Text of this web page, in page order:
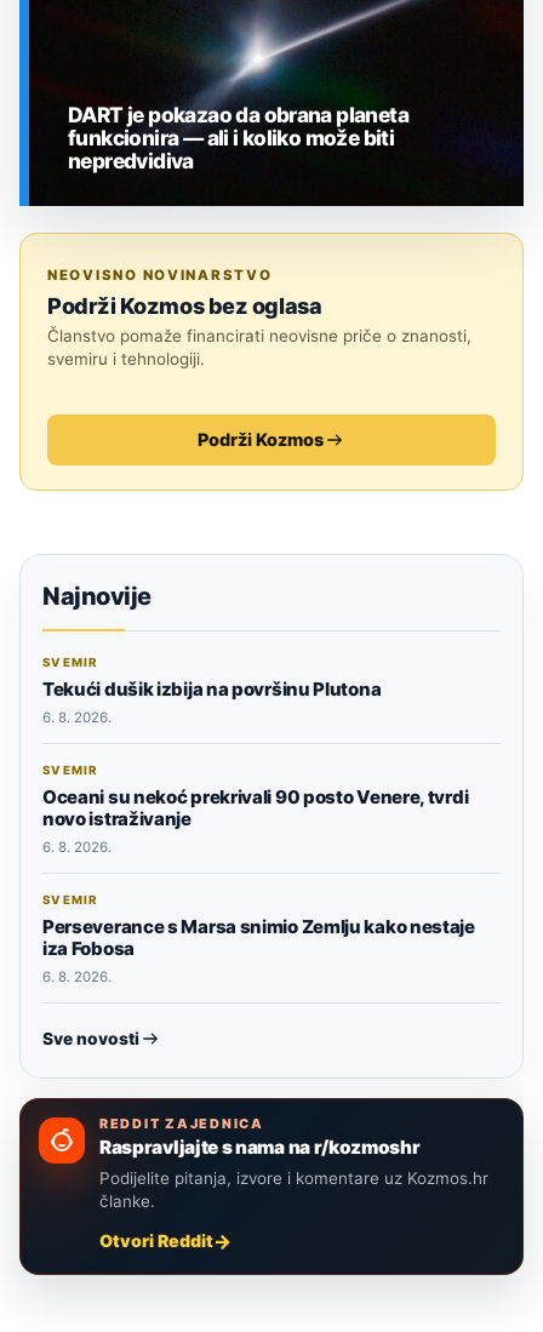
DART je pokazao da obrana planeta
funkcionira — ali i koliko može biti
nepredvidiva
NEOVISNO NOVINARSTVO
Podrži Kozmos bez oglasa
Članstvo pomaže financirati neovisne priče o znanosti,
svemiru i tehnologiji.
Podrži Kozmos
Najnovije
SVEMIR
Tekući dušik izbija na površinu Plutona
6. 8. 2026.
SVEMIR
Oceani su nekoć prekrivali 90 posto Venere, tvrdi
novo istraživanje
6. 8. 2026.
SVEMIR
Perseverance s Marsa snimio Zemlju kako nestaje
iza Fobosa
6. 8. 2026.
Sve novosti
REDDIT ZAJEDNICA
Raspravljajte s nama na r/kozmoshr
Podijelite pitanja, izvore i komentare uz Kozmos.hr
članke.
Otvori Reddit